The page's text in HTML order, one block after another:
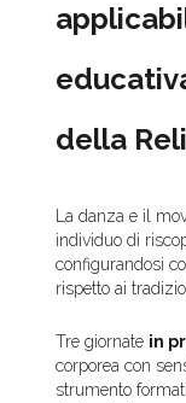
della
La danza e il
individuo di
configurandosi
rispetto ai
Tre giornate in
corporea con
strumento